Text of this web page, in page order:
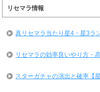
リセマラ情報
真リセマラ当たり星4・星3ラ
リセマラの効率良いやり方・
スターガチャの演出と確率【